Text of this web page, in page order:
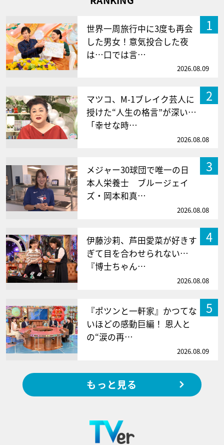
1
世界一周旅行中に3度も再会
した男女！意気投合した夜
は…口では言…
2026.08.09
2
マツコ、M-1ブレイク芸人に
授けた“人生の格言”が深い…
「幸せな時…
2026.08.08
3
メジャー30球団で唯一の日
本人栄養士 ブルージェイ
ズ・岡本和真…
2026.08.08
4
伊藤沙莉、芦田愛菜が好きす
ぎて目を合わせられない…
『博士ちゃん…
2026.08.08
5
『ポツンと一軒家』かつてな
いほどの感動巨編！ 恩人と
の“涙の再…
2026.08.09
もっと見る